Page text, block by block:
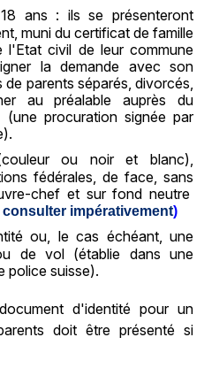
ans : ils se présenteront
muni du certificat de famille
l'Etat civil de leur commune
la demande avec son
parents séparés, divorcés,
au préalable auprès du
(une procuration signée par
ou noir et blanc),
fédérales, de face, sans
chef et sur fond neutre
impérativement)
ou, le cas échéant, une
de vol (établie dans une
police suisse).
d'identité pour un
doit être présenté si